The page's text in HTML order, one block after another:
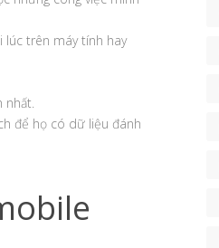
lúc trên máy tính hay
nhất.
để họ có dữ liệu đánh